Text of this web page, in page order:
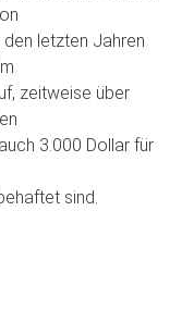
den letzten Jahren
zeitweise über
3.000 Dollar für
sind.